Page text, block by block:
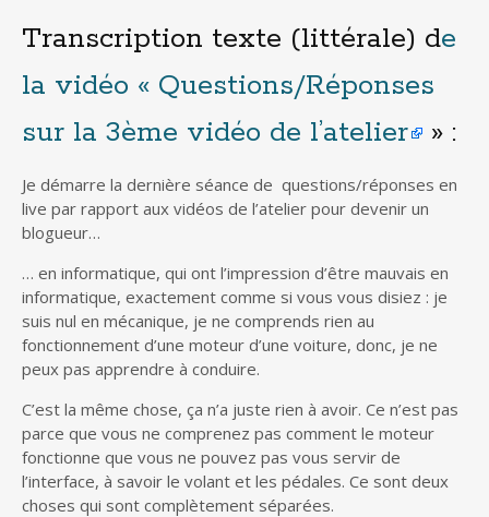
Transcription texte (littérale) de
la vidéo « Questions/Réponses
sur la 3ème vidéo de l’atelier
» :
Je démarre la dernière séance de questions/réponses en
live par rapport aux vidéos de l’atelier pour devenir un
blogueur…
… en informatique, qui ont l’impression d’être mauvais en
informatique, exactement comme si vous vous disiez : je
suis nul en mécanique, je ne comprends rien au
fonctionnement d’une moteur d’une voiture, donc, je ne
peux pas apprendre à conduire.
C’est la même chose, ça n’a juste rien à avoir. Ce n’est pas
parce que vous ne comprenez pas comment le moteur
fonctionne que vous ne pouvez pas vous servir de
l’interface, à savoir le volant et les pédales. Ce sont deux
choses qui sont complètement séparées.